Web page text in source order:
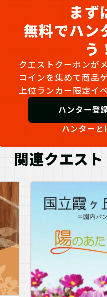
まず
無料でハン
う
クエストクーポンが
コインを集めて商品
上位ランカー限定イ
ハンター登
ハンターと
関連クエスト